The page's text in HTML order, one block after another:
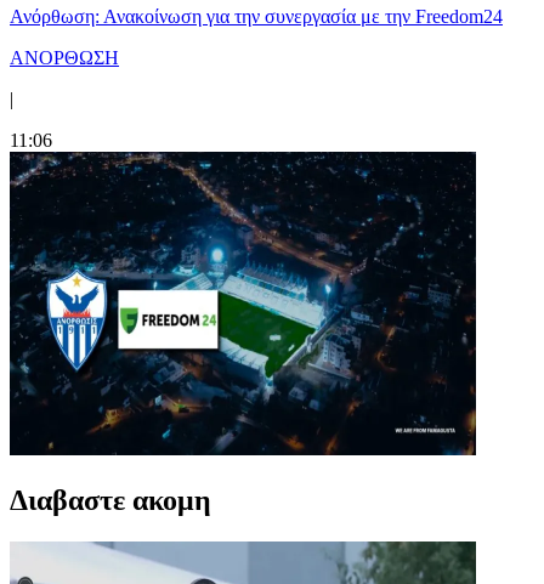
Ανόρθωση: Ανακοίνωση για την συνεργασία με την Freedom24
ΑΝΟΡΘΩΣΗ
|
11:06
Διαβαστε ακομη